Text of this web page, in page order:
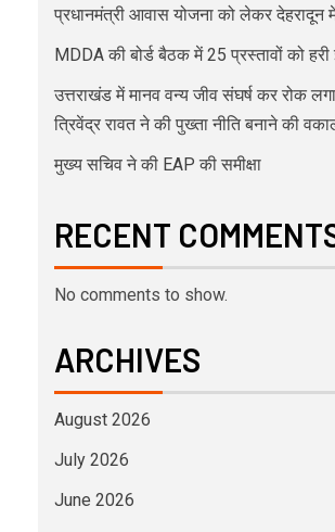
प्रधानमंत्री आवास योजना को लेकर देहरादून
MDDA की बोर्ड बैठक में 25 प्रस्तावों को
उत्तराखंड में मानव वन्य जीव संघर्ष कर रोक
त्रिवेंद्र रावत ने की पुख्ता नीति बनाने की
मुख्य सचिव ने की EAP की समीक्षा
RECENT
No comments to show.
ARCHIVES
August 2026
July 2026
June 2026